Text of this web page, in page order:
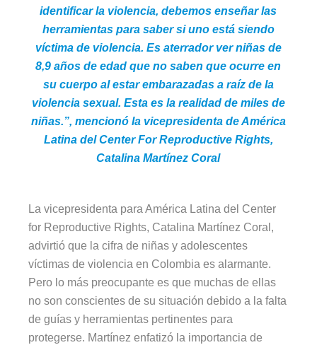
identificar la violencia, debemos enseñar las
herramientas para saber si uno está siendo
víctima de violencia. Es aterrador ver niñas de
8,9 años de edad que no saben que ocurre en
su cuerpo al estar embarazadas a raíz de la
violencia sexual. Esta es la realidad de miles de
niñas.”, mencionó la vicepresidenta de América
Latina del Center For Reproductive Rights,
Catalina Martínez Coral
La vicepresidenta para América Latina del Center
for Reproductive Rights, Catalina Martínez Coral,
advirtió que la cifra de niñas y adolescentes
víctimas de violencia en Colombia es alarmante.
Pero lo más preocupante es que muchas de ellas
no son conscientes de su situación debido a la falta
de guías y herramientas pertinentes para
protegerse. Martínez enfatizó la importancia de